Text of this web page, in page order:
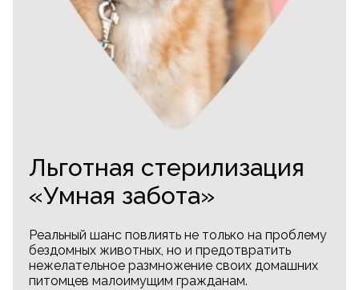
Льготная стерилизация
«Умная забота»
Реальный шанс повлиять не только на проблему
бездомных животных, но и предотвратить
нежелательное размножение своих домашних
питомцев малоимущим гражданам.